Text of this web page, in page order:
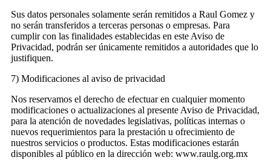
Sus datos personales solamente serán remitidos a Raul Gomez y
no serán transferidos a terceras personas o empresas. Para
cumplir con las finalidades establecidas en este Aviso de
Privacidad, podrán ser únicamente remitidos a autoridades que lo
justifiquen.
7) Modificaciones al aviso de privacidad
Nos reservamos el derecho de efectuar en cualquier momento
modificaciones o actualizaciones al presente Aviso de Privacidad,
para la atención de novedades legislativas, políticas internas o
nuevos requerimientos para la prestación u ofrecimiento de
nuestros servicios o productos. Estas modificaciones estarán
disponibles al público en la dirección web: www.raulg.org.mx